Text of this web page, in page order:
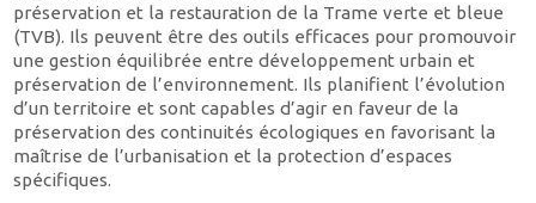
préservation et la restauration de la Trame verte et bleue
(TVB). Ils peuvent être des outils efficaces pour promouvoir
une gestion équilibrée entre développement urbain et
préservation de l’environnement. Ils planifient l’évolution
d’un territoire et sont capables d’agir en faveur de la
préservation des continuités écologiques en favorisant la
maîtrise de l’urbanisation et la protection d’espaces
spécifiques.